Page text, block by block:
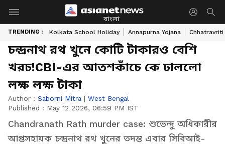
বাংলা
TRENDING : Kolkata School Holiday Annapurna Yojana Chhatravriti
চন্দ্রনাথ রথ খুনে কোটি টাকারও বেশি
খরচ!CBI-এর আতশকাঁচে কে ঢাললো
লক্ষ লক্ষ টাকা
Author : Saborni Mitra | West Bengal
Published : May 12 2026, 06:59 PM IST
Chandranath Rath murder case: শুভেন্দু অধিকারীর
আপ্তসহায়ক চন্দ্রনাথ রথ খুনের তদন্ত এবার সিবিআই-